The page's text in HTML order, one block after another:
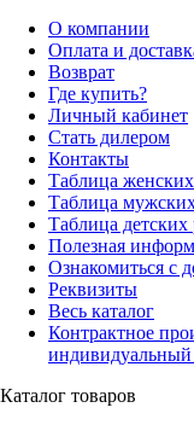
О компании
Оплата и
Возврат
Где купить?
Личный кабинет
Стать дилером
Контакты
Таблица
Таблица
Таблица детских
Полезная
Ознакомиться с
Реквизиты
Весь каталог
Контрактное
индивидуальный
Каталог товаров